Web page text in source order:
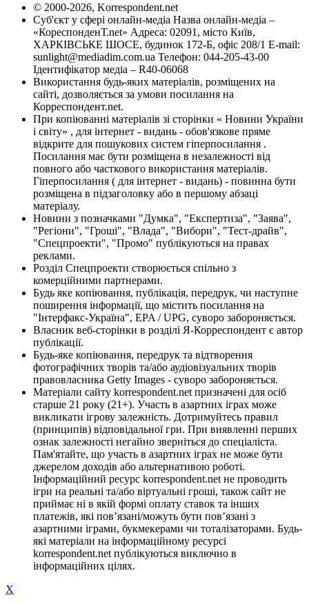
© 2000-2026, Korrespondent.net
Суб'єкт у сфері онлайн-медіа Назва онлайн-медіа –
«КореспонденТ.net» Адреса: 02091, місто Київ,
ХАРКІВСЬКЕ ШОСЕ, будинок 172-Б, офіс 208/1 E-mail:
sunlight@mediadim.com.ua Телефон: 044-205-43-00
Ідентифікатор медіа – R40-06068
Використання будь-яких матеріалів, розміщених на
сайті, дозволяється за умови посилання на
Корреспондент.net.
При копіюванні матеріалів зі сторінки « Новини України
і світу» , для інтернет - видань - обов'язкове пряме
відкрите для пошукових систем гіперпосилання .
Посилання має бути розміщена в незалежності від
повного або часткового використання матеріалів.
Гіперпосилання ( для інтернет - видань) - повинна бути
розміщена в підзаголовку або в першому абзаці
матеріалу.
Новини з позначками "Думка", "Експертиза", "Заява",
"Регіони", "Гроші", "Влада", "Вибори", "Тест-драйв",
"Спецпроекти", "Промо" публікуються на правах
реклами.
Розділ Спецпроекти створюється спільно з
комерційними партнерами.
Будь яке копіювання, публікація, передрук, чи наступне
поширення інформації, що містить посилання на
"Інтерфакс-Україна", EPA / UPG, суворо забороняється.
Власник веб-сторінки в розділі Я-Корреспондент є автор
публікації.
Будь-яке копіювання, передрук та відтворення
фотографічних творів та/або аудіовізуальних творів
правовласника Getty Images - суворо забороняється.
Матеріали сайту korrespondent.net призначені для осіб
старше 21 року (21+). Участь в азартних іграх може
викликати ігрову залежність. Дотримуйтесь правил
(принципів) відповідальної гри. При виявленні перших
ознак залежності негайно зверніться до спеціаліста.
Пам'ятайте, що участь в азартних іграх не може бути
джерелом доходів або альтернативою роботі.
Інформаційний ресурс korrespondent.net не проводить
ігри на реальні та/або віртуальні гроші, також сайт не
приймає ні в якій формі оплату ставок та інших
платежів, які пов’язані/можуть бути пов’язані з
азартними іграми, букмекерами чи тоталізаторами. Будь-
які матеріали на інформаційному ресурсі
korrespondent.net публікуються виключно в
інформаційних цілях.
X